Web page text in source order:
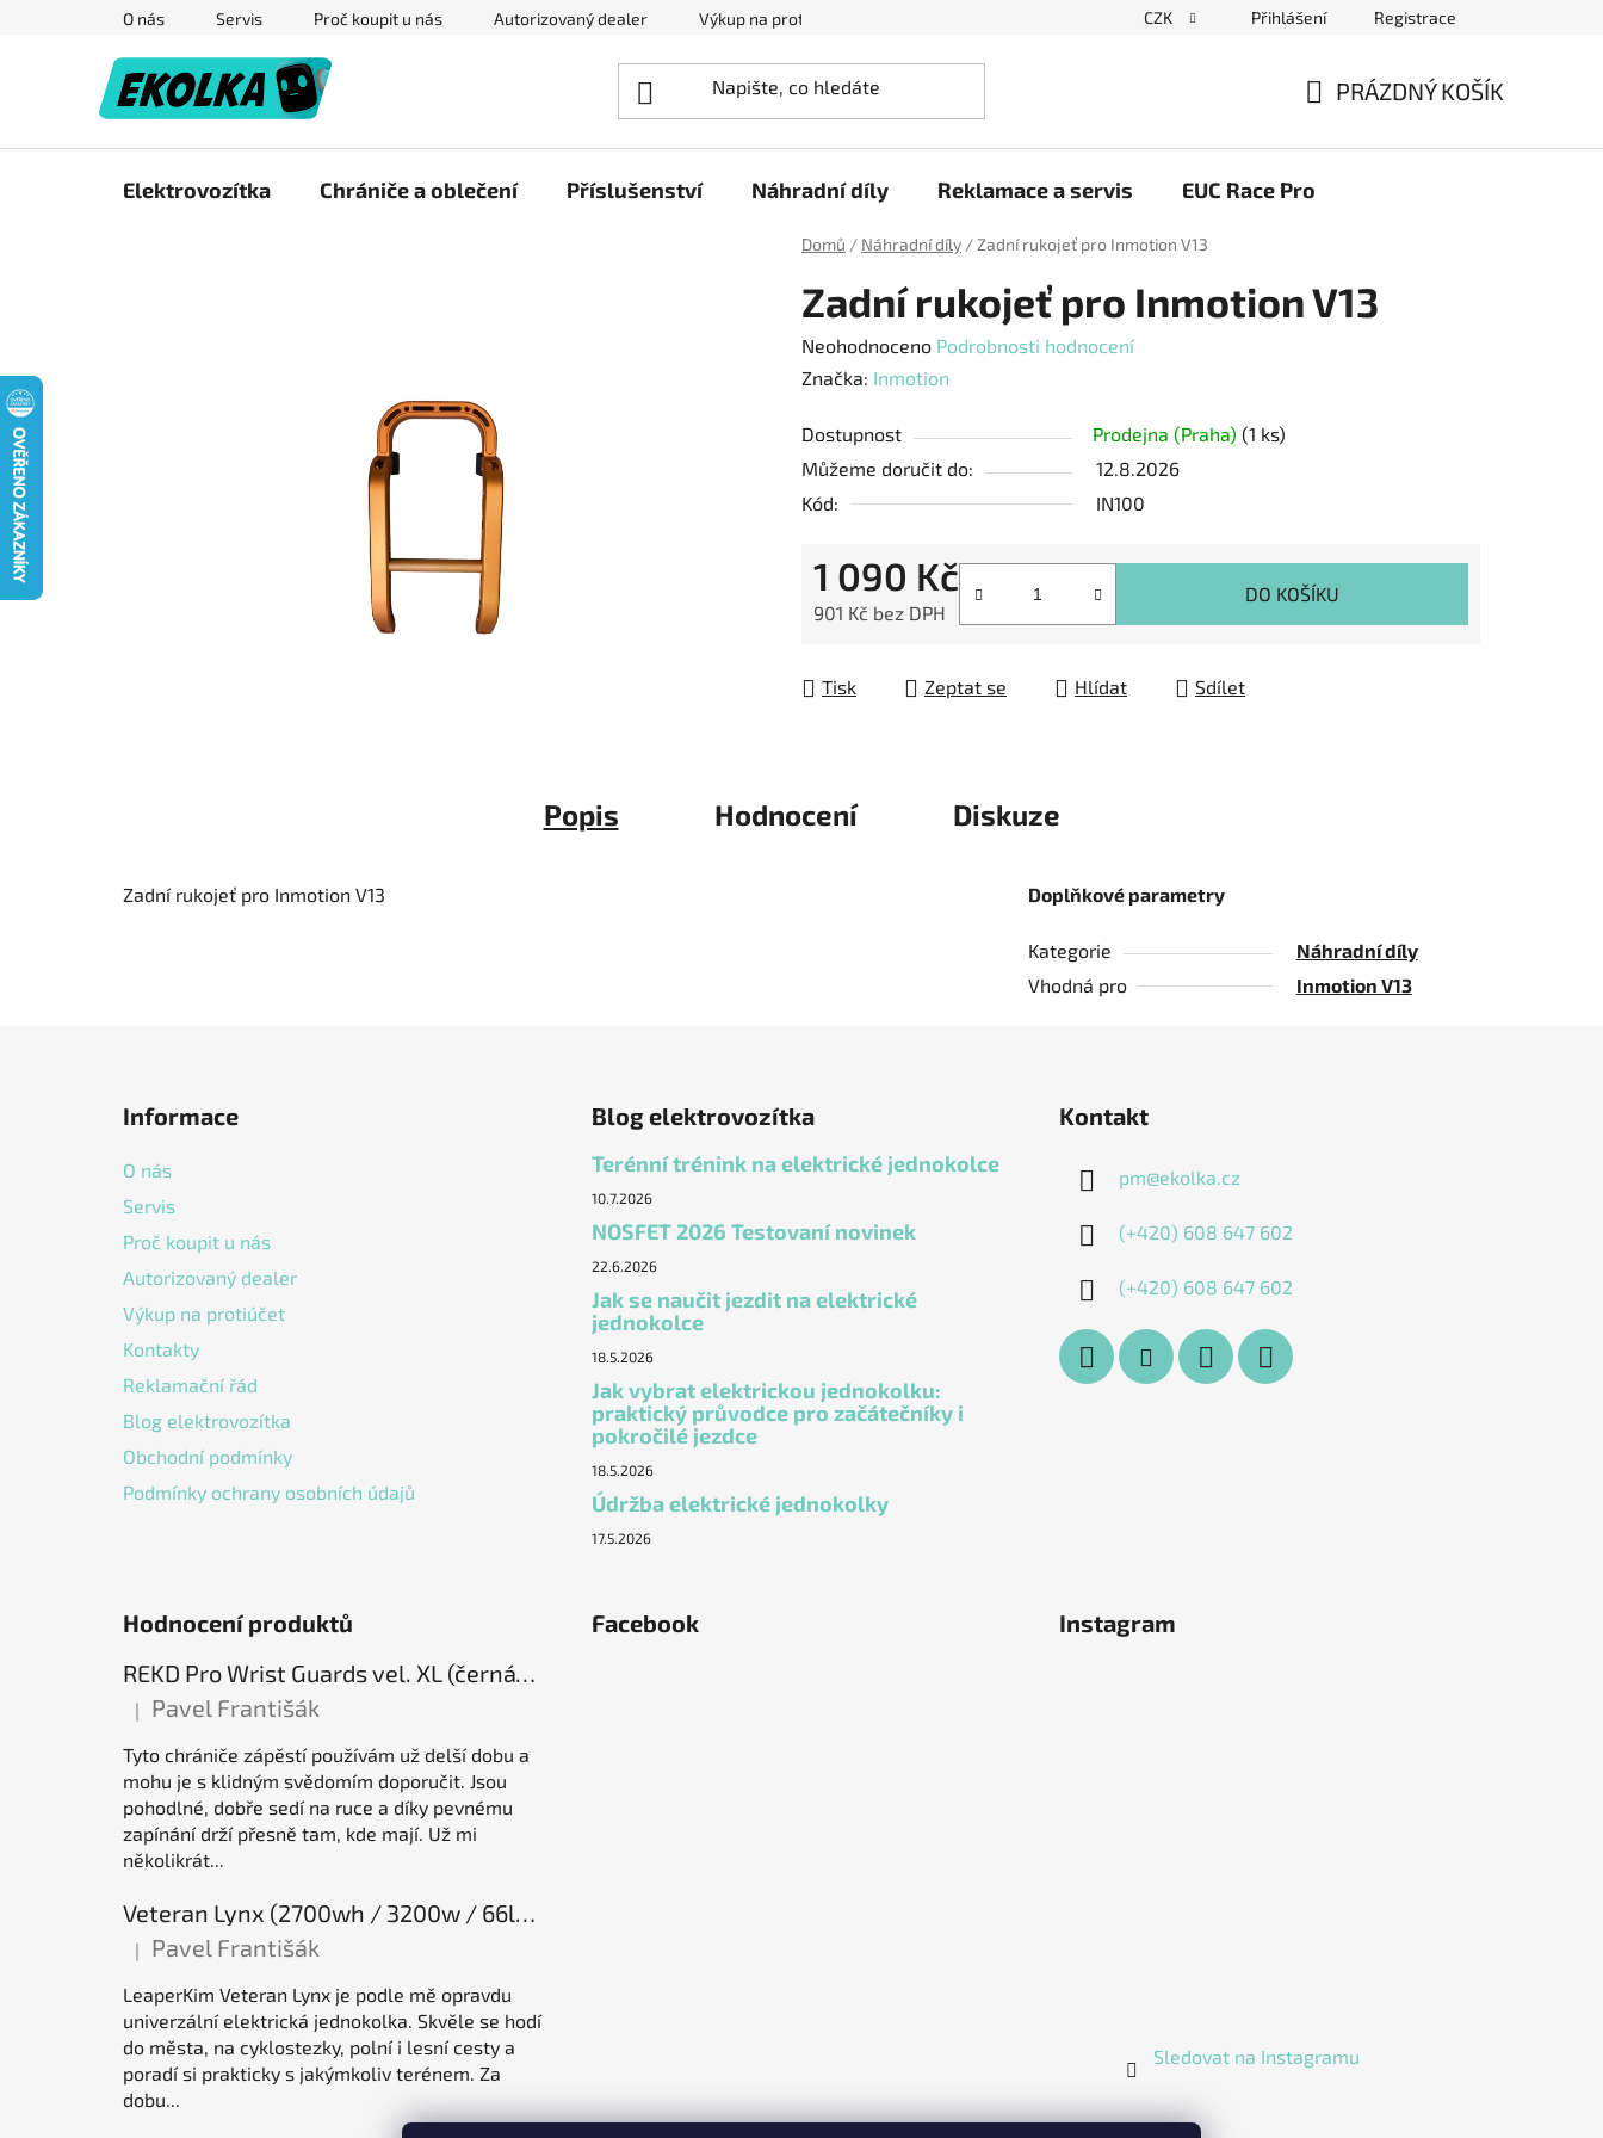
O nás Servis Proč koupit u nás Autorizovaný dealer Výkup na protiúčet Blog elektrovozítka Obchodní podmínky
CZK Přihlášení Registrace
PRÁZDNÝ KOŠÍK
Elektrovozítka Chrániče a oblečení Příslušenství Náhradní díly Reklamace a servis EUC Race Pro
Domů / Náhradní díly / Zadní rukojeť pro Inmotion V13
Zadní rukojeť pro Inmotion V13
Průměrné
hodnocení
je
0,0
z
hvězdiček.
Neohodnoceno Podrobnosti hodnocení
Značka: Inmotion
Dostupnost Prodejna (Praha) (1 ks)
Můžeme doručit do:
12.8.2026
Kód:
IN100
1 090 Kč
901 Kč bez DPH
DO KOŠÍKU
Tisk Zeptat se Hlídat Sdílet
Popis Hodnocení Diskuze
Zadní rukojeť pro Inmotion V13 Doplňkové parametry
Kategorie
Náhradní díly
Vhodná pro
Inmotion V13
Informace
O nás
Servis
Proč koupit u nás
Autorizovaný dealer
Výkup na protiúčet
Kontakty
Reklamační řád
Blog elektrovozítka
Obchodní podmínky
Podmínky ochrany osobních údajů
Blog elektrovozítka
Terénní trénink na elektrické jednokolce
10.7.2026
NOSFET 2026 Testovaní novinek
22.6.2026
Jak se naučit jezdit na elektrické
jednokolce
18.5.2026
Jak vybrat elektrickou jednokolku:
praktický průvodce pro začátečníky i
pokročilé jezdce
18.5.2026
Údržba elektrické jednokolky
17.5.2026
Kontakt
pm@ekolka.cz
(+420) 608 647 602
(+420) 608 647 602
Hodnocení produktů
REKD Pro Wrist Guards vel. XL (černá) chrániče zápěstí
Hodnocení produktu je 5 z 5 hvězdiček.
| Pavel Františák
Tyto chrániče zápěstí používám už delší dobu a
mohu je s klidným svědomím doporučit. Jsou
pohodlné, dobře sedí na ruce a díky pevnému
zapínání drží přesně tam, kde mají. Už mi
několikrát...
Veteran Lynx (2700wh / 3200w / 66lb / 50E), elektrická jednokolka
Hodnocení produktu je 5 z 5 hvězdiček.
| Pavel Františák
LeaperKim Veteran Lynx je podle mě opravdu
univerzální elektrická jednokolka. Skvěle se hodí
do města, na cyklostezky, polní i lesní cesty a
poradí si prakticky s jakýmkoliv terénem. Za
dobu...
Facebook Instagram
Sledovat na Instagramu